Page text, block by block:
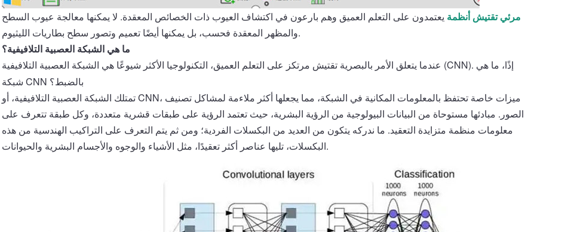
مرئيتقتيش أنظمة يعتمدون على التعلم العميق وهم بارعون في اكتشاف العيوب ذات الخصائص المعقدة. لا يمكنها معالجة عيوب السطح
والمظهر المعقدة فحسب، بل يمكنها أيضًا تعميم وتصور سطح بطاريات الليثيوم.
ما هي الشبكة العصبية التلافيفية؟
عندما يتعلق الأمر بالبصريةتقتيش مرتكز على التعلم العميق، التكنولوجيا الأكثر شيوعًا هي الشبكة العصبية التلافيفية (CNN). إذًا، ما هي
شبكة CNN بالضبط؟
تمتلك الشبكة العصبية التلافيفية، أو CNN، ميزات خاصة تحتفظ بالمعلومات المكانية في الشبكة، مما يجعلها أكثر ملاءمة لمشاكل تصنيف
الصور. مبادئها مستوحاة من البيانات البيولوجية من الرؤية البشرية، حيث تعتمد الرؤية على طبقات قشرية متعددة، وكل طبقة تتعرف على
معلومات منظمة متزايدة التعقيد. ما ندركه يتكون من العديد من البكسلات الفردية؛ ومن ثم يتم التعرف على التراكيب الهندسية من هذه
البكسلات، تليها عناصر أكثر تعقيدًا، مثل الأشياء والوجوه والأجسام البشرية والحيوانات.